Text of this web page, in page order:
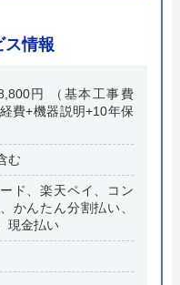
ス情報
円 （基本工事費
費+機器説明+10年保
む
ド、楽天ペイ、コン
かんたん分割払い、
現金払い